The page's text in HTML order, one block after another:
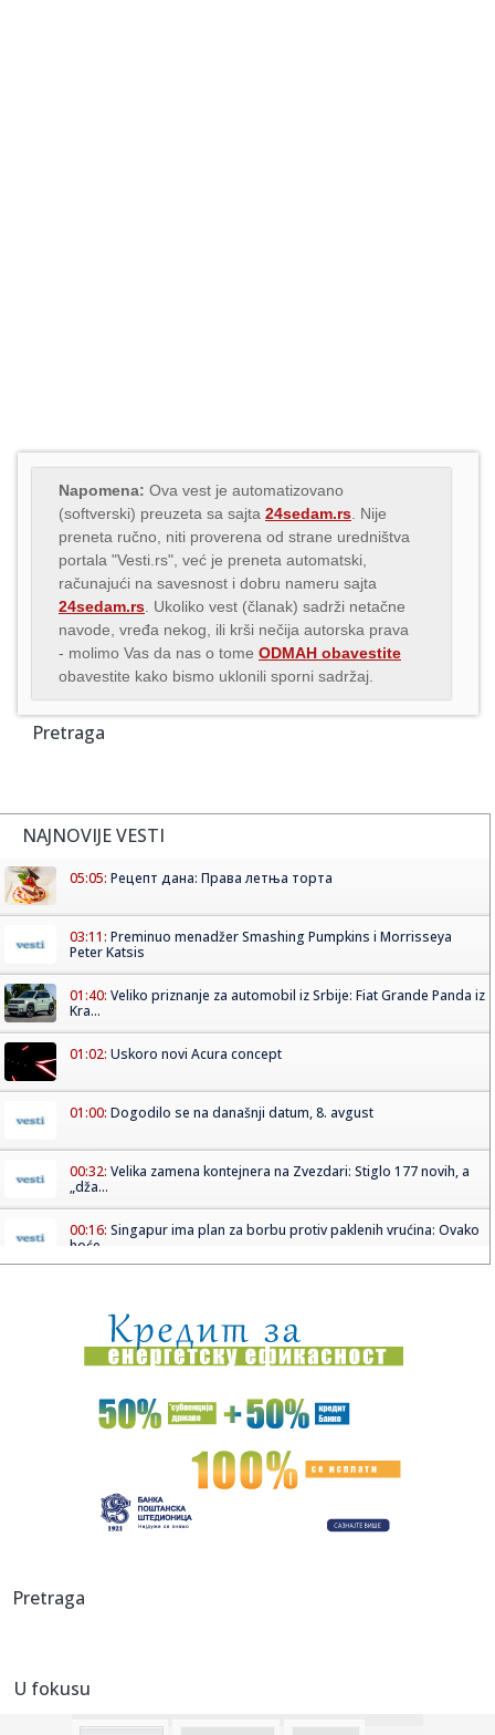
Napomena: Ova vest je automatizovano
(softverski) preuzeta sa sajta 24sedam.rs . Nije
preneta ručno, niti proverena od strane uredništva
portala "Vesti.rs", već je preneta automatski,
računajući na savesnost i dobru nameru sajta
24sedam.rs . Ukoliko vest (članak) sadrži netačne
navode, vređa nekog, ili krši nečija autorska prava
- molimo Vas da nas o tome ODMAH obavestite
obavestite kako bismo uklonili sporni sadržaj.
Pretraga
NAJNOVIJE VESTI
05:05: Рецепт дана: Права летња торта
03:11: Preminuo menadžer Smashing Pumpkins i Morrisseya
Peter Katsis
01:40: Veliko priznanje za automobil iz Srbije: Fiat Grande Panda iz
Kra...
01:02: Uskoro novi Acura concept
01:00: Dogodilo se na današnji datum, 8. avgust
00:32: Velika zamena kontejnera na Zvezdari: Stiglo 177 novih, a
„dža...
00:16: Singapur ima plan za borbu protiv paklenih vrućina: Ovako
hoće ...
00:03:Volkswagen menja poslovnu strategiju u SAD
23:51:PARTIZAN TRLJA RUKE: Transfer Saše Lukića doneo crno-
belima 300...
Otišao iz Arsenala pre nego što su podigli trofej – vratio
23:47:Srpkinje pronašle novčanik u Čanju, pa uradile nešto što je
izbacio dron s...
23:35:
Pretraga
U fokusu